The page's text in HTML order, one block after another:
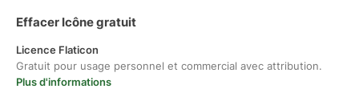
Effacer Icône gratuit
Licence Flaticon
Gratuit pour usage personnel et commercial avec attribution.
Plus d'informations